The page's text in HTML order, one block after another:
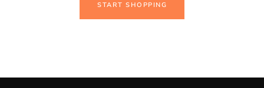
START SHOPPING